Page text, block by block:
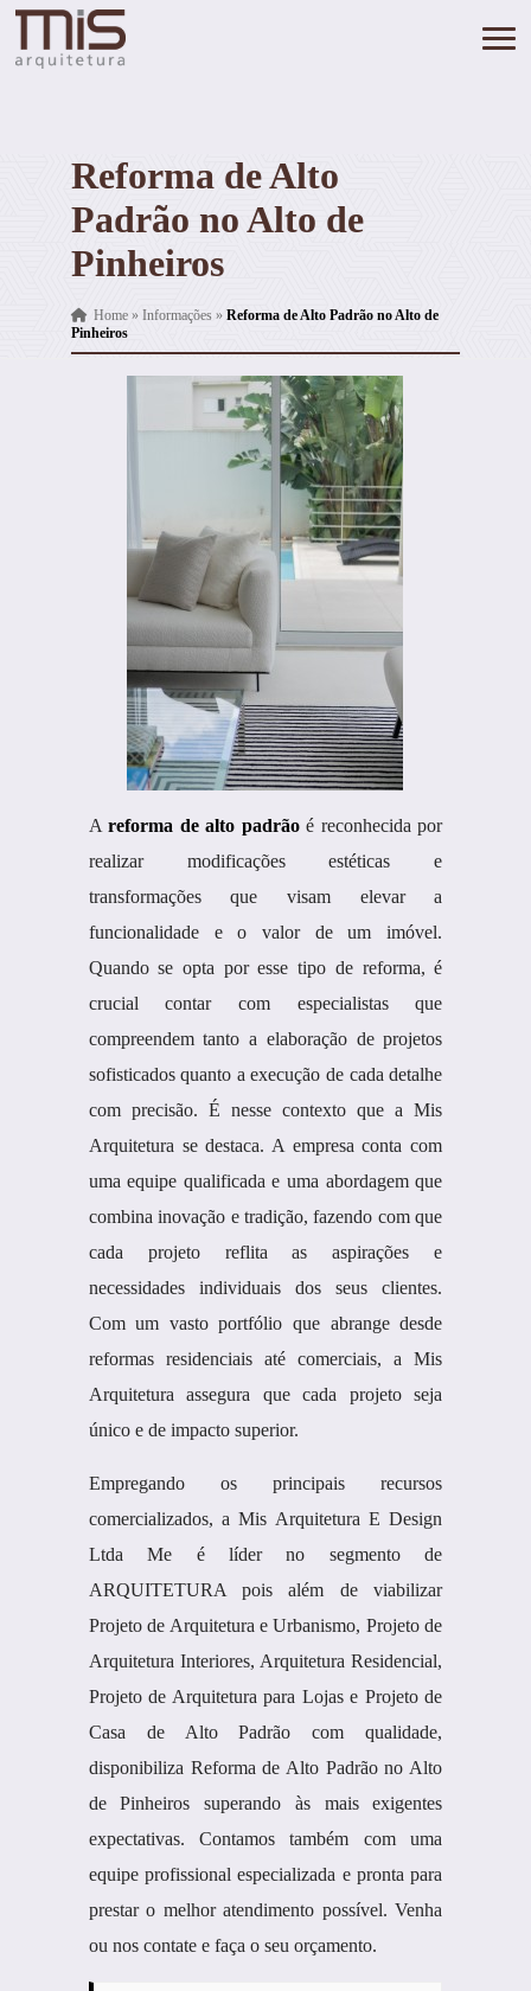
Reforma de Alto
Padrão no Alto de
Pinheiros
Home» Informações » Reforma de Alto Padrão no Alto de
Pinheiros
Areforma de alto padrãoé reconhecida por
realizar modificações estéticas e
transformações que visam elevar a
funcionalidade e o valor de um imóvel.
Quando se opta por esse tipo de reforma, é
crucial contar com especialistas que
compreendem tanto a elaboração de projetos
sofisticados quanto a execução de cada detalhe
com precisão. É nesse contexto que a Mis
Arquitetura se destaca. A empresa conta com
uma equipe qualificada e uma abordagem que
combina inovação e tradição, fazendo com que
cada projeto reflita as aspirações e
necessidades individuais dos seus clientes.
Com um vasto portfólio que abrange desde
reformas residenciais até comerciais, a Mis
Arquitetura assegura que cada projeto seja
único e de impacto superior.
Empregando os principais recursos
comercializados, a Mis Arquitetura E Design
Ltda Me é líder no segmento de
ARQUITETURA pois além de viabilizar
Projeto de Arquitetura e Urbanismo, Projeto de
Arquitetura Interiores, Arquitetura Residencial,
Projeto de Arquitetura para Lojas e Projeto de
Casa de Alto Padrão com qualidade,
disponibiliza Reforma de Alto Padrão no Alto
de Pinheiros superando às mais exigentes
expectativas. Contamos também com uma
equipe profissional especializada e pronta para
prestar o melhor atendimento possível. Venha
ou nos contate e faça o seu orçamento.